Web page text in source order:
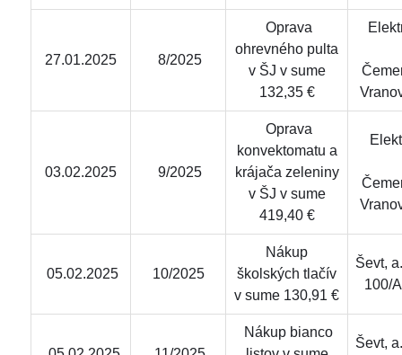
27.01.2025 8/2025
Oprava
ohrevného pulta
v ŠJ v sume
132,35 €
03.02.2025 9/2025
Oprava
konvektomatu a
krájača zeleniny
v ŠJ v sume
419,40 €
05.02.2025 10/2025
Nákup
školských tlačív
v sume 130,91 €
Ševt,
100/
Nákup bianco
Ševt,